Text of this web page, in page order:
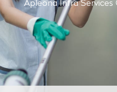
Apleona Infra Services